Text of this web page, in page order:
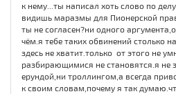
к нему...ты написал хоть слово по
видишь маразмы для Пионерской
ты не согласен?ни одного
чём.я тебе таких обвинений столько
здесь не хватит.только от этого не
разбирающимися не становятся.я не
ерундой,ни троллингом,а всегда
к своим словам,почему я так